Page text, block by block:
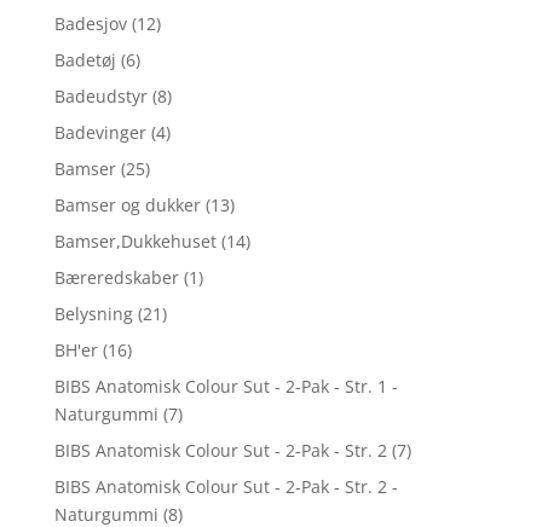
Badesjov (12)
Badetøj (6)
Badeudstyr (8)
Badevinger (4)
Bamser (25)
Bamser og dukker (13)
Bamser,Dukkehuset (14)
Bæreredskaber (1)
Belysning (21)
BH'er (16)
BIBS Anatomisk Colour Sut - 2-Pak - Str. 1 -
Naturgummi (7)
BIBS Anatomisk Colour Sut - 2-Pak - Str. 2 (7)
BIBS Anatomisk Colour Sut - 2-Pak - Str. 2 -
Naturgummi (8)